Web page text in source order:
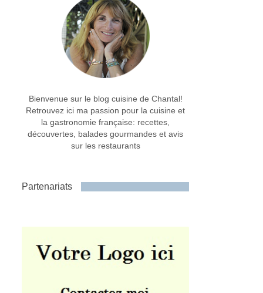
Bienvenue sur le blog cuisine de Chantal!
Retrouvez ici ma passion pour la cuisine et
la gastronomie française: recettes,
découvertes, balades gourmandes et avis
sur les restaurants
Partenariats